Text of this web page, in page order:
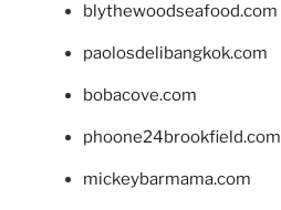
blythewoodseafood.com
paolosdelibangkok.com
bobacove.com
phoone24brookfield.com
mickeybarmama.com